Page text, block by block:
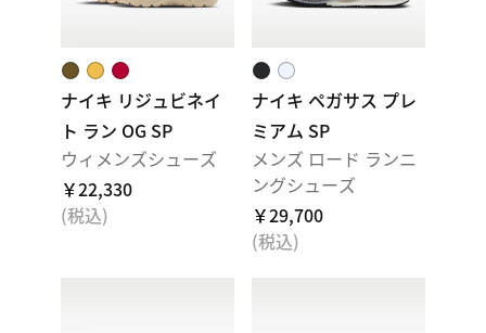
ナイキ リジュビネイ
ト ラン OG SP
ウィメンズシューズ
￥22,330
(税込)
ナイキ ペガサス プレ
ミアム SP
メンズ ロード ランニ
ングシューズ
￥29,700
(税込)